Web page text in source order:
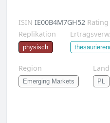
ISIN IE00B4M7GH52 Rating
Replikation
physisch
Ertragsverw.
Region
Emerging Markets
Land
PL